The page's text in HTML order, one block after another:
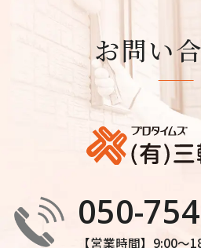
お問い
050-
【営業時間】9:00〜